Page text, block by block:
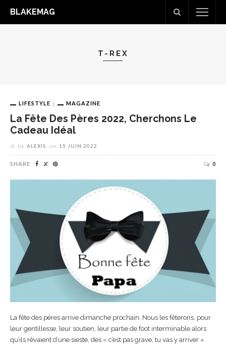
BLAKEMAG
T-REX
LIFESTYLE MAGAZINE
La Fête Des Pères 2022, Cherchons Le
Cadeau Idéal
by ALEXIS on 15 JUIN 2022
SHARE 0
La fête des pères arrive dimanche prochain. Nous les fêterons, pour
leur gentillesse, leur soutien, leur partie de foot interminable alors
qu’ils rêvaient d’une sieste, des « c’est pas grave, tu vas y arriver »